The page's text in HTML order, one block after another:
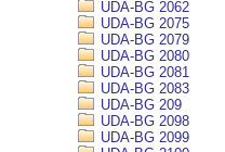
UDA-BG 2062
UDA-BG 2075
UDA-BG 2079
UDA-BG 2080
UDA-BG 2081
UDA-BG 2083
UDA-BG 209
UDA-BG 2098
UDA-BG 2099